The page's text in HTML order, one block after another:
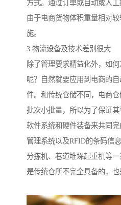
方式。通过订单或自动或人
由于电商货物体积重量相对
施。
3.物流设备及技术差别很大
除了管理要求精益化外，如
呢？自然就要应用到电商的
件。和传统仓储不同，电商
批次小批量，所以为了保证
软件系统和硬件装备来共同
管理系统以及RFID的条码信
分拣机、巷道堆垛起重机等
是传统仓所不完全具备的，也